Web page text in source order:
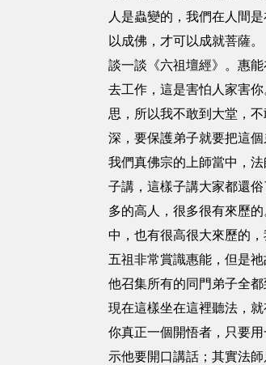
人是蟲變的，我們在人間
以成佛，才可以成就菩薩。
談一談《六祖壇經》。惠
去工作，這是害怕人家害
思，所以我不敢到大堂，
深，要保護弟子就要把這
我們真佛宗的上師當中，
子講，這樣子講大家都還
多的高人，很多很有來歷
中，也有很高很大來歷的
五祖非常賞識惠能，但是
他召集所有的同門弟子全
現在這樣坐在這裡聽法，
你真正一個開悟者，只要
示他要開口講話；其實法